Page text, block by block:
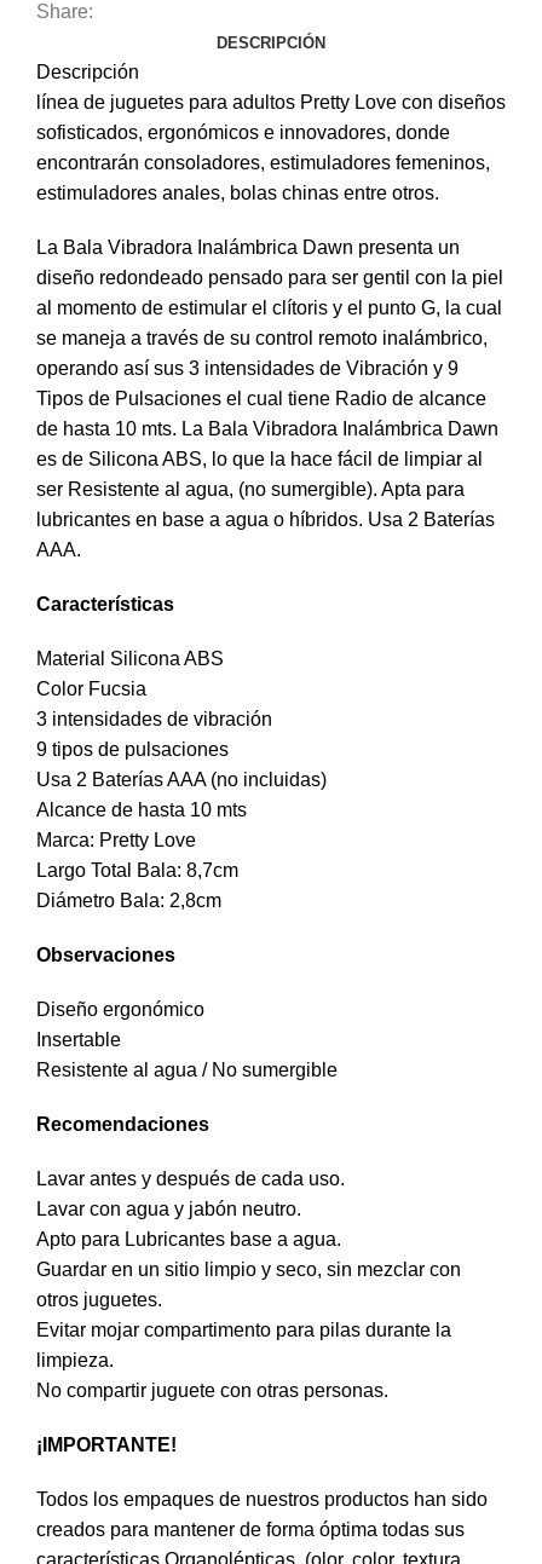
Share:
DESCRIPCIÓN
Descripción
línea de juguetes para adultos Pretty Love con diseños
sofisticados, ergonómicos e innovadores, donde
encontrarán consoladores, estimuladores femeninos,
estimuladores anales, bolas chinas entre otros.
La Bala Vibradora Inalámbrica Dawn presenta un
diseño redondeado pensado para ser gentil con la piel
al momento de estimular el clítoris y el punto G, la cual
se maneja a través de su control remoto inalámbrico,
operando así sus 3 intensidades de Vibración y 9
Tipos de Pulsaciones el cual tiene Radio de alcance
de hasta 10 mts. La Bala Vibradora Inalámbrica Dawn
es de Silicona ABS, lo que la hace fácil de limpiar al
ser Resistente al agua, (no sumergible). Apta para
lubricantes en base a agua o híbridos. Usa 2 Baterías
AAA.
Características
Material Silicona ABS
Color Fucsia
3 intensidades de vibración
9 tipos de pulsaciones
Usa 2 Baterías AAA (no incluidas)
Alcance de hasta 10 mts
Marca: Pretty Love
Largo Total Bala: 8,7cm
Diámetro Bala: 2,8cm
Observaciones
Diseño ergonómico
Insertable
Resistente al agua / No sumergible
Recomendaciones
Lavar antes y después de cada uso.
Lavar con agua y jabón neutro.
Apto para Lubricantes base a agua.
Guardar en un sitio limpio y seco, sin mezclar con
otros juguetes.
Evitar mojar compartimento para pilas durante la
limpieza.
No compartir juguete con otras personas.
¡IMPORTANTE!
Todos los empaques de nuestros productos han sido
creados para mantener de forma óptima todas sus